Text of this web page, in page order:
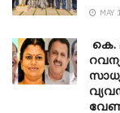
MAY
കെ.